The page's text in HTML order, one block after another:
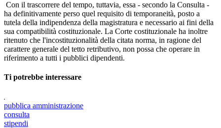
Con il trascorrere del tempo, tuttavia, essa - secondo la Consulta -
ha definitivamente perso quel requisito di temporaneità, posto a
tutela della indipendenza della magistratura e necessario ai fini della
sua compatibilità costituzionale. La Corte costituzionale ha inoltre
ritenuto che l'incostituzionalità della citata norma, in ragione del
carattere generale del tetto retributivo, non possa che operare in
riferimento a tutti i pubblici dipendenti.
Ti potrebbe interessare
pubblica amministrazione
consulta
stipendi